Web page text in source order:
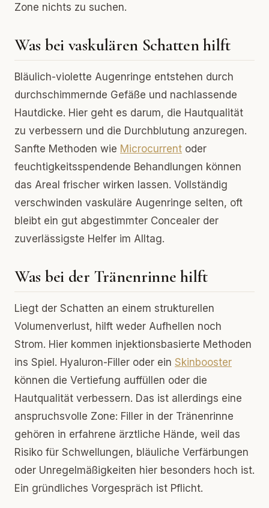
Zone nichts zu suchen.
Was bei vaskulären Schatten hilft
Bläulich-violette Augenringe entstehen durch
durchschimmernde Gefäße und nachlassende
Hautdicke. Hier geht es darum, die Hautqualität
zu verbessern und die Durchblutung anzuregen.
Sanfte Methoden wie Microcurrent oder
feuchtigkeitsspendende Behandlungen können
das Areal frischer wirken lassen. Vollständig
verschwinden vaskuläre Augenringe selten, oft
bleibt ein gut abgestimmter Concealer der
zuverlässigste Helfer im Alltag.
Was bei der Tränenrinne hilft
Liegt der Schatten an einem strukturellen
Volumenverlust, hilft weder Aufhellen noch
Strom. Hier kommen injektionsbasierte Methoden
ins Spiel. Hyaluron-Filler oder ein Skinbooster
können die Vertiefung auffüllen oder die
Hautqualität verbessern. Das ist allerdings eine
anspruchsvolle Zone: Filler in der Tränenrinne
gehören in erfahrene ärztliche Hände, weil das
Risiko für Schwellungen, bläuliche Verfärbungen
oder Unregelmäßigkeiten hier besonders hoch ist.
Ein gründliches Vorgespräch ist Pflicht.